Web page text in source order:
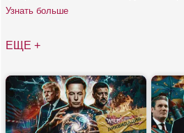
Узнать больше
ЕЩЕ +